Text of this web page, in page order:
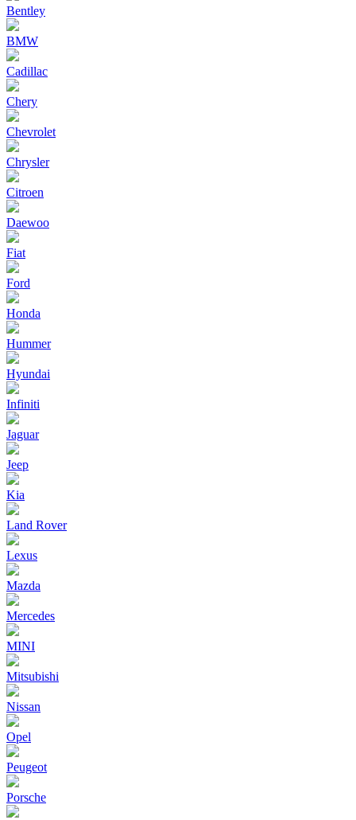
Bentley
BMW
Cadillac
Chery
Chevrolet
Chrysler
Citroen
Daewoo
Fiat
Ford
Honda
Hummer
Hyundai
Infiniti
Jaguar
Jeep
Kia
Land Rover
Lexus
Mazda
Mercedes
MINI
Mitsubishi
Nissan
Opel
Peugeot
Porsche